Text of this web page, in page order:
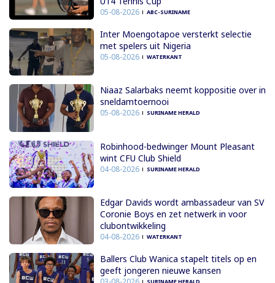
05-08-2026 ABC-SURINAME
Inter Moengotapoe versterkt selectie
met spelers uit Nigeria
05-08-2026 WATERKANT
Niaaz Salarbaks neemt koppositie over in
sneldamtoernooi
05-08-2026 SURINAME HERALD
Robinhood-bedwinger Mount Pleasant
wint CFU Club Shield
04-08-2026 SURINAME HERALD
Edgar Davids wordt ambassadeur van SV
Coronie Boys en zet netwerk in voor
clubontwikkeling
04-08-2026 WATERKANT
Ballers Club Wanica stapelt titels op en
geeft jongeren nieuwe kansen
SURINAME HERALD